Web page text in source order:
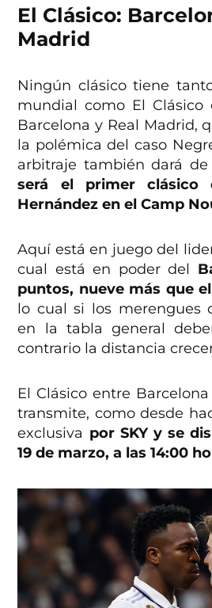
El Clásico:
Madrid
Ningún clásico tiene
mundial como El Clásico
Barcelona y Real Madrid,
la polémica del caso
arbitraje también dará de
será el primer clásico
Hernández en el Camp
Aquí está en juego del
cual está en poder del
puntos, nueve más que
lo cual si los merengues
en la tabla general
contrario la distancia
El Clásico entre
transmite, como desde
exclusiva por SKY y se
19 de marzo, a las 14:00